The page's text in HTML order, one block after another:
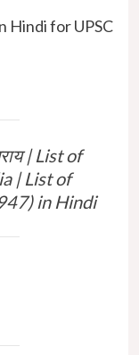
Hindi for UPSC
| List of
| List of
in Hindi